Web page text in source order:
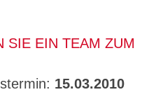
SIE EIN TEAM ZUM
15.03.2010